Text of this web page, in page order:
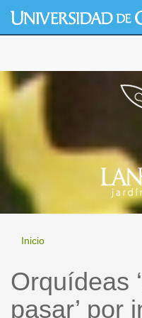
contenido
Inicio
Orquídeas
pasar’ por